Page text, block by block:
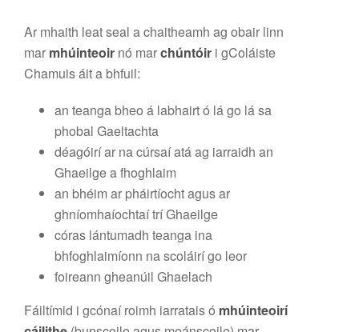
Ar mhaith leat seal a chaitheamh ag obair linn
mar mhúinteoir nó marchúntóir i gColáiste
Chamuis áit a bhfuil:
an teanga bheo á labhairt ó lá go lá sa
phobal Gaeltachta
déagóirí ar na cúrsaí atá ag iarraidh an
Ghaeilge a fhoghlaim
an bhéim ar pháirtíocht agus ar
ghníomhaíochtaí trí Ghaeilge
córas lántumadh teanga ina
bhfoghlaimíonn na scoláirí go leor
foireann gheanúil Ghaelach
Fáiltímid i gcónaí roimh iarratais ó mhúinteoirí